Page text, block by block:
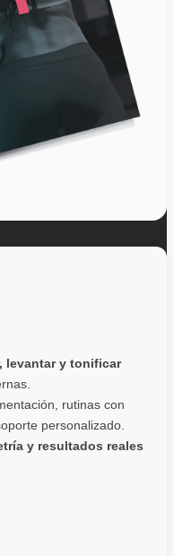
levantar y tonificar
rutinas con
personalizado.
y resultados reales